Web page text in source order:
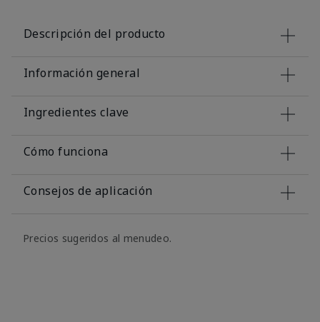
Descripción del producto
Información general
Ingredientes clave
Cómo funciona
Consejos de aplicación
Precios sugeridos al menudeo.